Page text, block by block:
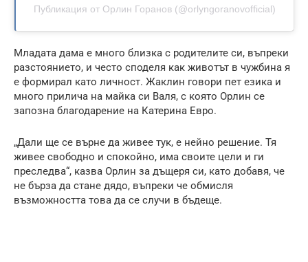
Публикация от Орлин Горанов (@orlyngoranovofficial)
Младата дама е много близка с родителите си, въпреки
разстоянието, и често споделя как животът в чужбина я
е формирал като личност. Жаклин говори пет езика и
много прилича на майка си Валя, с която Орлин се
запозна благодарение на Катерина Евро.
„Дали ще се върне да живее тук, е нейно решение. Тя
живее свободно и спокойно, има своите цели и ги
преследва“, казва Орлин за дъщеря си, като добавя, че
не бърза да стане дядо, въпреки че обмисля
възможността това да се случи в бъдеще.